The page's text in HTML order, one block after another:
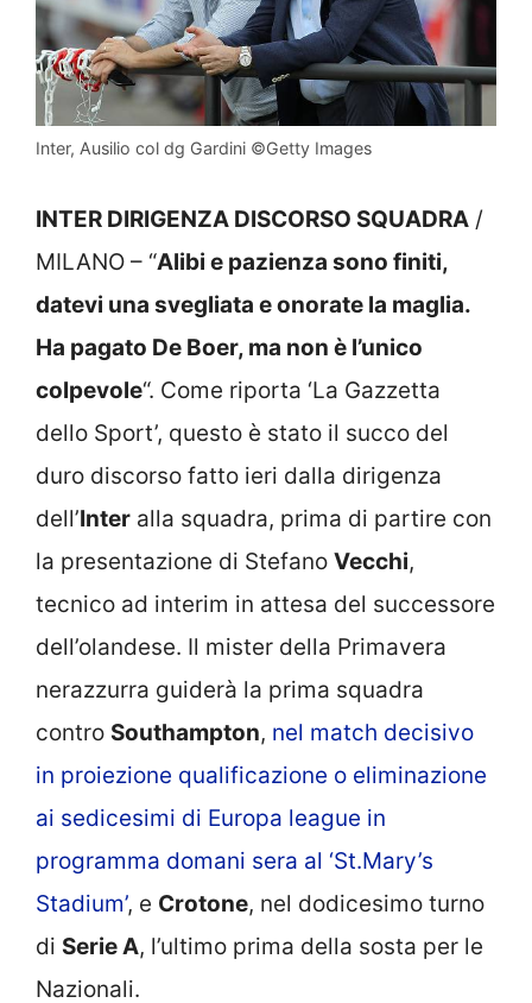
Inter, Ausilio col dg Gardini ©Getty Images
INTER DIRIGENZA DISCORSO SQUADRA /
MILANO – “Alibi e pazienza sono finiti,
datevi una svegliata e onorate la maglia.
Ha pagato De Boer, ma non è l’unico
colpevole“. Come riporta ‘La Gazzetta
dello Sport’, questo è stato il succo del
duro discorso fatto ieri dalla dirigenza
dell’Inter alla squadra, prima di partire con
la presentazione di Stefano Vecchi,
tecnico ad interim in attesa del successore
dell’olandese. Il mister della Primavera
nerazzurra guiderà la prima squadra
contro Southampton, nel match decisivo
in proiezione qualificazione o eliminazione
ai sedicesimi di Europa league in
programma domani sera al ‘St.Mary’s
Stadium’, e Crotone, nel dodicesimo turno
di Serie A, l’ultimo prima della sosta per le
Nazionali.